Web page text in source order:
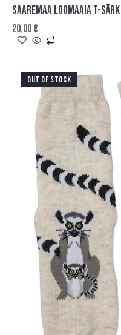
SAAREMAA LOOMAAIA T-
20,00€
OUT OF STOCK